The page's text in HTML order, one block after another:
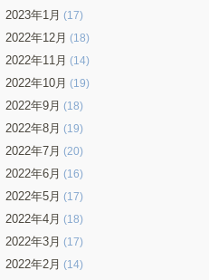
2023年1月 (17)
2022年12月 (18)
2022年11月 (14)
2022年10月 (19)
2022年9月 (18)
2022年8月 (19)
2022年7月 (20)
2022年6月 (16)
2022年5月 (17)
2022年4月 (18)
2022年3月 (17)
2022年2月 (14)